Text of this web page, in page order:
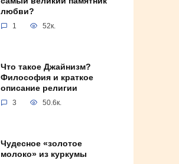
любви?
1 52к.
Что такое Джайнизм?
Философия и краткое
описание религии
3 50.6к.
Чудесное «золотое
молоко» из куркумы